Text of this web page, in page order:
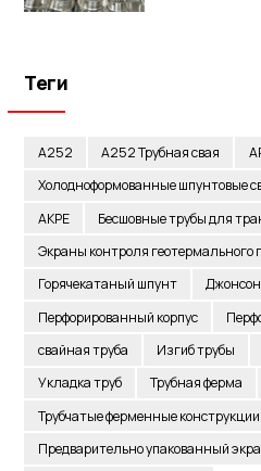
Теги
А252 A252 Трубная свая
Холодноформованные шпунтовые
АКРЕ
Бесшовные трубы для
Экраны контроля геотермального
Горячекатаный шпунт
Джонсон
Перфорированный корпус
свайная труба
Изгиб трубы
Укладка труб
Трубная ферма
Трубчатые ферменные конструкции
Предварительно упакованный